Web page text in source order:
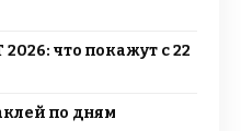
что покажут с 22
по дням